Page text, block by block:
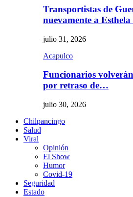
Transportistas de
nuevamente a
julio 31, 2026
Acapulco
Funcionarios
por retraso de…
julio 30, 2026
Chilpancingo
Salud
Viral
Opinión
El Show
Humor
Covid-19
Seguridad
Estado